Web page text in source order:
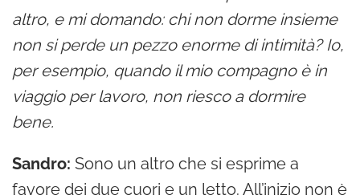
altro, e mi domando: chi non dorme insieme
non si perde un pezzo enorme di intimità? Io,
per esempio, quando il mio compagno è in
viaggio per lavoro, non riesco a dormire
bene.
Sandro: Sono un altro che si esprime a
favore dei due cuori e un letto. All’inizio non è